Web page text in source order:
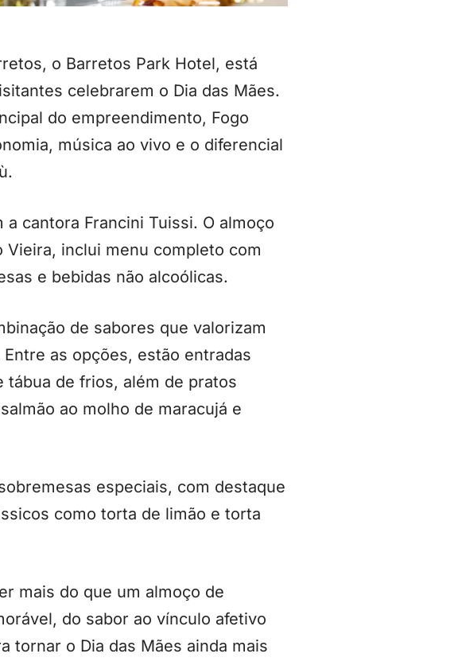
o Barretos Park Hotel, está
celebrarem o Dia das Mães.
do empreendimento, Fogo
música ao vivo e o diferencial
cantora Francini Tuissi. O almoço
inclui menu completo com
e bebidas não alcoólicas.
de sabores que valorizam
as opções, estão entradas
tábua de frios, além de pratos
ao molho de maracujá e
especiais, com destaque
como torta de limão e torta
mais do que um almoço de
do sabor ao vínculo afetivo
tornar o Dia das Mães ainda mais